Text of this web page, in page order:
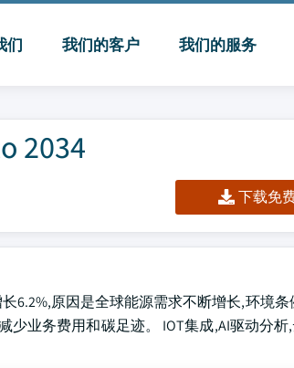
们 我们的客户 我们的服务
2034
下载免
6.2%,原因是全球能源需求不断增长,环境
业务费用和碳足迹。 IOT集成,AI驱动分